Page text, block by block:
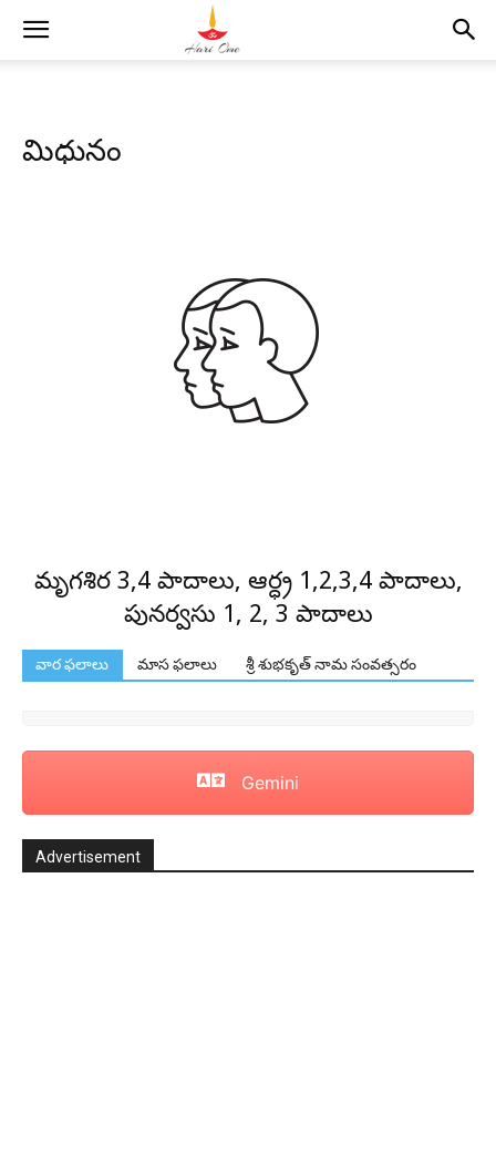
మిధునం
మృగశిర 3,4 పాదాలు, ఆర్ధ్ర 1,2,3,4 పాదాలు,
పునర్వసు 1, 2, 3 పాదాలు
వార ఫలాలు మాస ఫలాలు శ్రీ శుభకృత్ నామ సంవత్సరం
Gemini
Advertisement